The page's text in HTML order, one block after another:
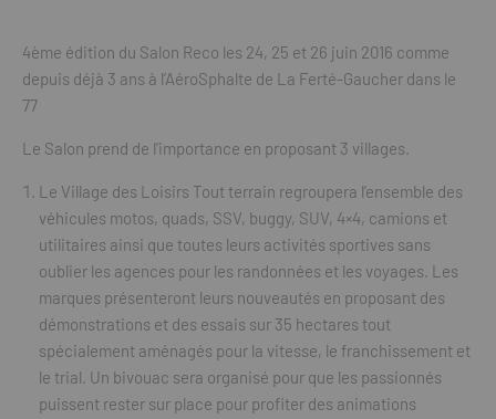
4ème édition du Salon Reco les 24, 25 et 26 juin 2016 comme
depuis déjà 3 ans à l’AéroSphalte de La Ferté-Gaucher dans le
77
Le Salon prend de l’importance en proposant 3 villages.
Le Village des Loisirs Tout terrain regroupera l’ensemble des
véhicules motos, quads, SSV, buggy, SUV, 4×4, camions et
utilitaires ainsi que toutes leurs activités sportives sans
oublier les agences pour les randonnées et les voyages. Les
marques présenteront leurs nouveautés en proposant des
démonstrations et des essais sur 35 hectares tout
spécialement aménagés pour la vitesse, le franchissement et
le trial. Un bivouac sera organisé pour que les passionnés
puissent rester sur place pour profiter des animations